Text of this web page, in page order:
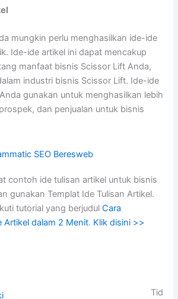
mungkin perlu menghasilkan ide-ide
Ide-ide artikel ini dapat mencakup
manfaat bisnis Scissor Lift Anda,
industri bisnis Scissor Lift. Ide-ide
gunakan untuk menghasilkan lebih
dan penjualan untuk bisnis
contoh ide tulisan artikel untuk bisnis
gunakan Templat Ide Tulisan Artikel.
tutorial yang berjudulCara
Artikel dalam 2 Menit. Klik disini >>
Tid